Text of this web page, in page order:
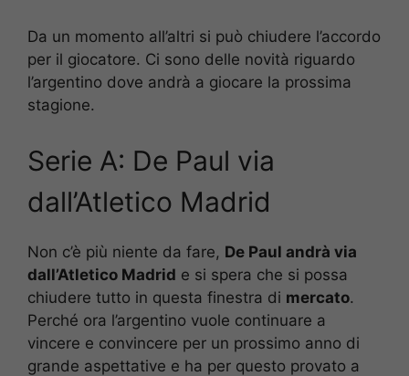
Da un momento all’altri si può chiudere l’accordo
per il giocatore. Ci sono delle novità riguardo
l’argentino dove andrà a giocare la prossima
stagione.
Serie A: De Paul via
dall’Atletico Madrid
Non c’è più niente da fare, De Paul andrà via
dall’Atletico Madrid e si spera che si possa
chiudere tutto in questa finestra di mercato.
Perché ora l’argentino vuole continuare a
vincere e convincere per un prossimo anno di
grande aspettative e ha per questo provato a